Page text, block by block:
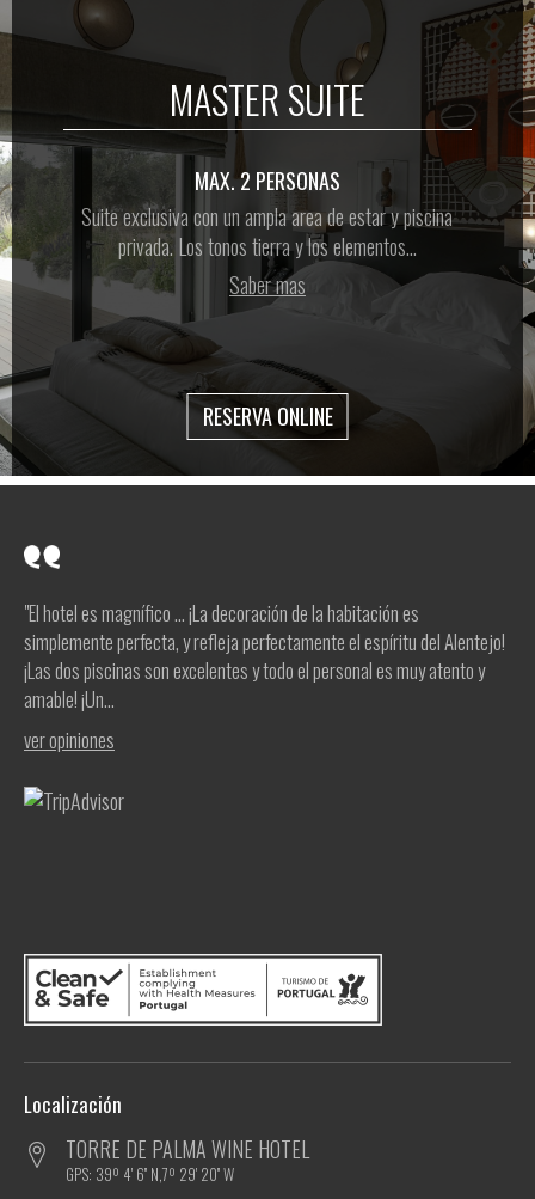
MASTER SUITE
MAX. 2 PERSONAS
Suite exclusiva con un ampla area de estar y piscina
privada. Los tonos tierra y los elementos...
Saber mas
RESERVA ONLINE
"El hotel es magnífico ... ¡La decoración de la habitación es
simplemente perfecta, y refleja perfectamente el espíritu del Alentejo!
¡Las dos piscinas son excelentes y todo el personal es muy atento y
amable! ¡Un...
ver opiniones
Localización
TORRE DE PALMA WINE HOTEL
GPS: 39º 4' 6'' N,7º 29' 20'' W